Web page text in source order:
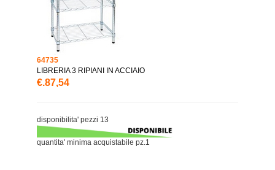
64735
LIBRERIA 3 RIPIANI IN ACCIAIO
€.87,54
disponibilita' pezzi 13
quantita' minima acquistabile pz.1